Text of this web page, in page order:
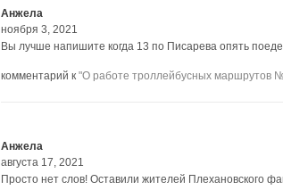
Анжела
ноября 3, 2021
Вы лучше напишите когда 13 по Писарева опять
комментарий к "О работе троллейбусных маршрутов
Анжела
августа 17, 2021
Просто нет слов! Оставили жителей Плехановского